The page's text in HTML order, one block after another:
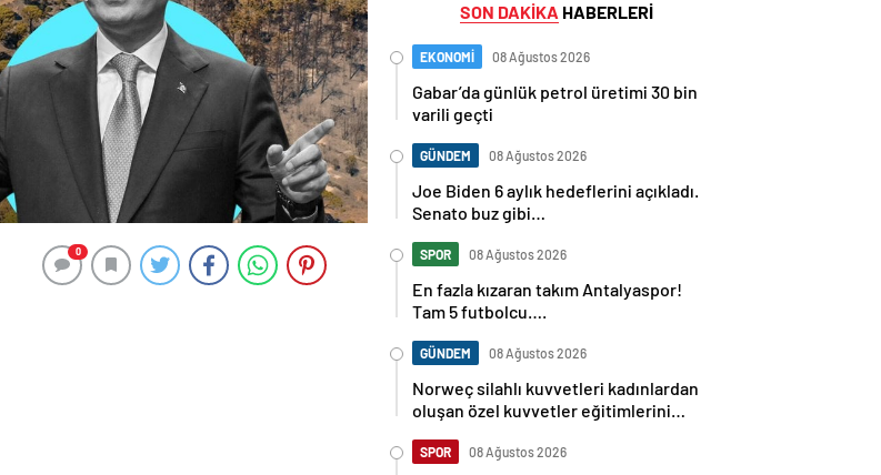
0
SON DAKİKA HABERLERİ
EKONOMİ 08 Ağustos 2026
Gabar’da günlük petrol üretimi 30 bin
varili geçti
GÜNDEM 08 Ağustos 2026
Joe Biden 6 aylık hedeflerini açıkladı.
Senato buz gibi…
SPOR 08 Ağustos 2026
En fazla kızaran takım Antalyaspor!
Tam 5 futbolcu….
GÜNDEM 08 Ağustos 2026
Norweç silahlı kuvvetleri kadınlardan
oluşan özel kuvvetler eğitimlerini
SPOR 08 Ağustos 2026